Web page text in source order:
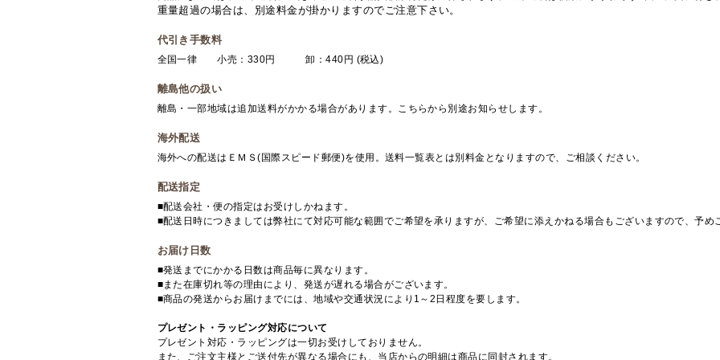
重量超過の場合は、別途料金が掛かりますのでご注意下さい。
代引き手数料
全国一律 小売：330円 卸：440円 (税込)
離島他の扱い
離島・一部地域は追加送料がかかる場合があります。こちらから別途お知らせします。
海外配送
海外への配送はＥＭＳ(国際スピード郵便)を使用。送料一覧表とは別料金となりますので、ご相談ください。
配送指定
■配送会社・便の指定はお受けしかねます。
■配送日時につきましては弊社にて対応可能な範囲でご希望を承りますが、ご希望に添えかねる場合もございますので、予め
お届け日数
■発送までにかかる日数は商品毎に異なります。
■また在庫切れ等の理由により、発送が遅れる場合がございます。
■商品の発送からお届けまでには、地域や交通状況により1～2日程度を要します。
プレゼント・ラッピング対応について
プレゼント対応・ラッピングは一切お受けしておりません。
また、ご注文主様とご送付先が異なる場合にも、当店からの明細は商品に同封されます。